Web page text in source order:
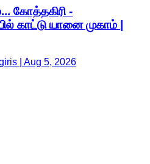
கோத்தகிரி -
காட்டு யானை முகாம் |
| Aug 5, 2026